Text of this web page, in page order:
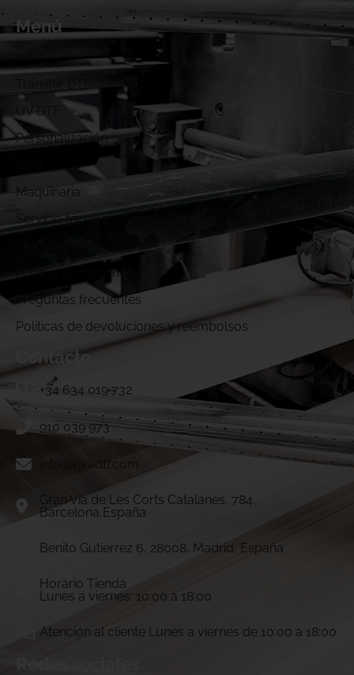
Menú
UV DTF
Personalización
Maquinaria
Servicio técnico
¿Cómo funcionamos?
Preguntas frecuentes
Politicas de devoluciones y reembolsos
Contacto
+34 634 019 732
910 039 973
info@vivadtf.com
Gran Vía de Les Corts Catalanes, 784.
Barcelona,España
Benito Gutierrez 6, 28008, Madrid, España
Horario Tienda
Lunes a viernes: 10:00 a 18:00
Atención al cliente Lunes a viernes de 10:00 a 18:00